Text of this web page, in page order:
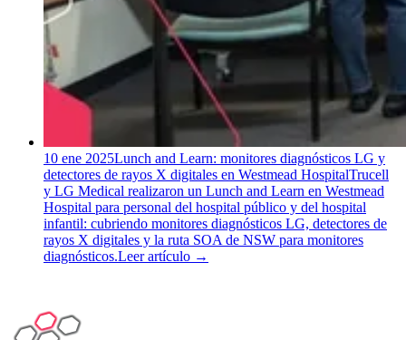
10 ene 2025Lunch and Learn: monitores diagnósticos LG y
detectores de rayos X digitales en Westmead HospitalTrucell
y LG Medical realizaron un Lunch and Learn en Westmead
Hospital para personal del hospital público y del hospital
infantil: cubriendo monitores diagnósticos LG, detectores de
rayos X digitales y la ruta SOA de NSW para monitores
diagnósticos.Leer artículo →